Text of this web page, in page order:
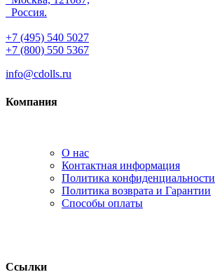
Россия.
+7 (495) 540 5027
+7 (800) 550 5367
info@cdolls.ru
Компания
О нас
Контактная информация
Политика конфиденциальности
Политика возврата и Гарантии
Способы оплаты
Ссылки